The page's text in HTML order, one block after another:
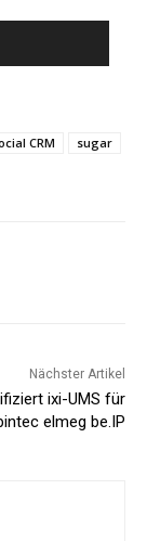
CRM
sugar
Nächster Artikel
ixi-UMS für
elmeg be.IP